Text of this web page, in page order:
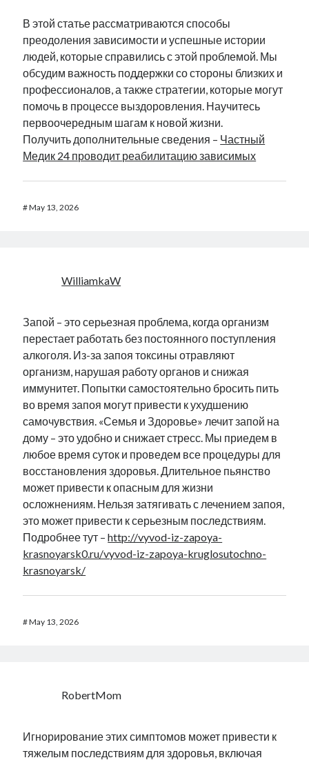
В этой статье рассматриваются способы
преодоления зависимости и успешные истории
людей, которые справились с этой проблемой. Мы
обсудим важность поддержки со стороны близких и
профессионалов, а также стратегии, которые могут
помочь в процессе выздоровления. Научитесь
первоочередным шагам к новой жизни.
Получить дополнительные сведения – Частный
Медик 24 проводит реабилитацию зависимых
#May 13, 2026
WilliamkaW
Запой – это серьезная проблема, когда организм
перестает работать без постоянного поступления
алкоголя. Из-за запоя токсины отравляют
организм, нарушая работу органов и снижая
иммунитет. Попытки самостоятельно бросить пить
во время запоя могут привести к ухудшению
самочувствия. «Семья и Здоровье» лечит запой на
дому – это удобно и снижает стресс. Мы приедем в
любое время суток и проведем все процедуры для
восстановления здоровья. Длительное пьянство
может привести к опасным для жизни
осложнениям. Нельзя затягивать с лечением запоя,
это может привести к серьезным последствиям.
Подробнее тут –http://vyvod-iz-zapoya-
krasnoyarsk0.ru/vyvod-iz-zapoya-kruglosutochno-
krasnoyarsk/
#May 13, 2026
RobertMom
Игнорирование этих симптомов может привести к
тяжелым последствиям для здоровья, включая